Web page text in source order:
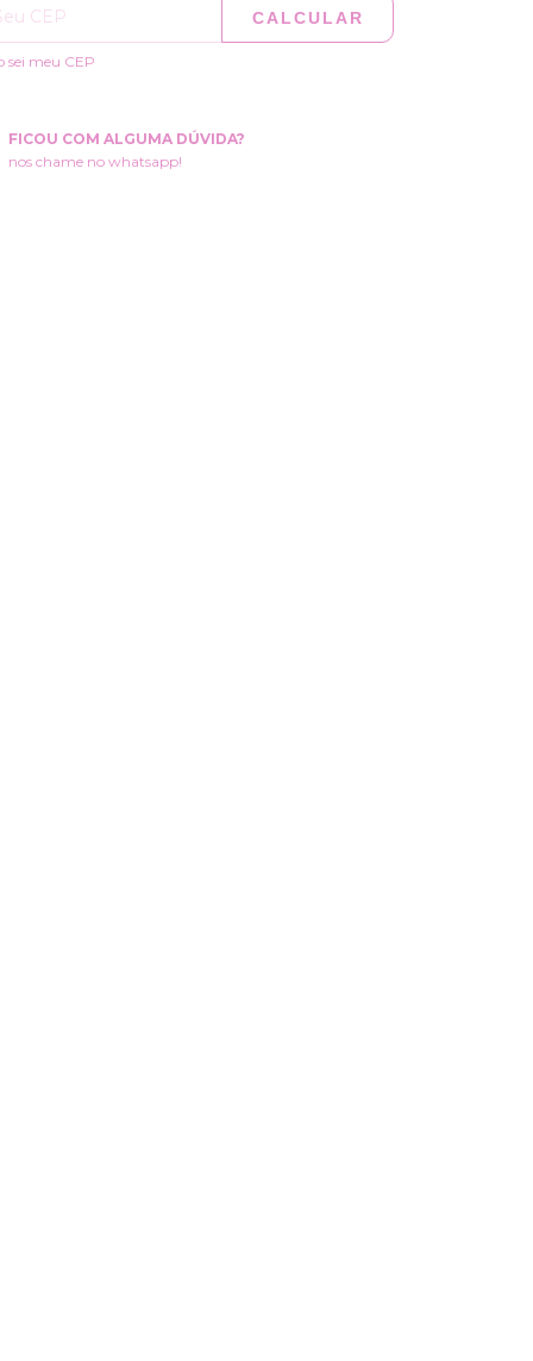
CALCULAR
sei meu CEP
FICOU COM ALGUMA DÚVIDA?
nos chame no whatsapp!